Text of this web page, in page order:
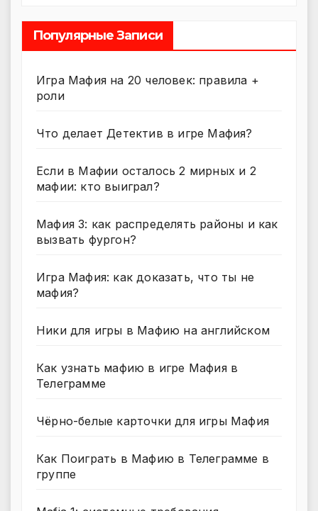
Популярные Записи
Игра Мафия на 20 человек: правила +
роли
Что делает Детектив в игре Мафия?
Если в Мафии осталось 2 мирных и 2
мафии: кто выиграл?
Мафия 3: как распределять районы и как
вызвать фургон?
Игра Мафия: как доказать, что ты не
мафия?
Ники для игры в Мафию на английском
Как узнать мафию в игре Мафия в
Телеграмме
Чёрно-белые карточки для игры Мафия
Как Поиграть в Мафию в Телеграмме в
группе